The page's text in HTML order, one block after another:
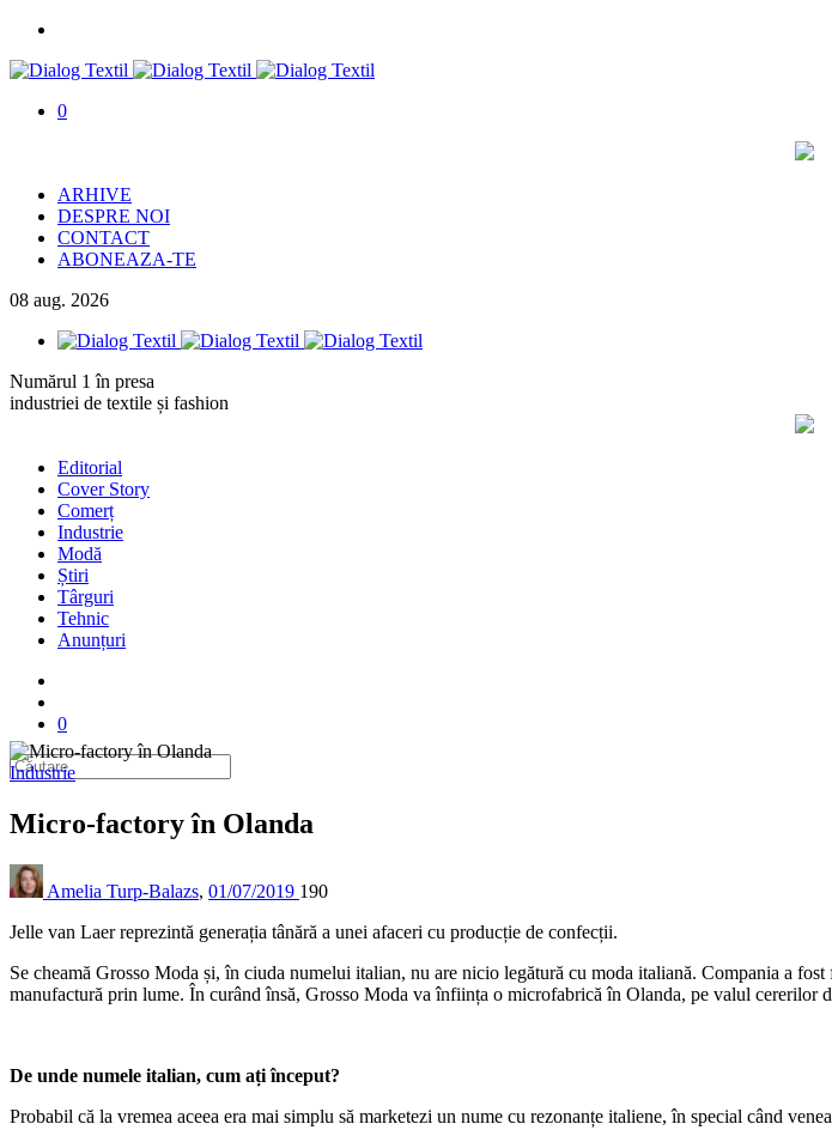
0
ARHIVE
DESPRE NOI
CONTACT
ABONEAZA-TE
08 aug. 2026
Numărul 1 în presa
industriei de textile și fashion
Editorial
Cover Story
Comerț
Industrie
Modă
Știri
Târguri
Tehnic
Anunțuri
0
Industrie
Micro-factory în Olanda
Amelia Turp-Balazs, 01/07/2019 190
Jelle van Laer reprezintă generația tânără a unei afaceri cu producție de confecții.
Se cheamă Grosso Moda și, în ciuda numelui italian, nu are nicio legătură cu moda italiană. Compania a
manufactură prin lume. În curând însă, Grosso Moda va înființa o microfabrică în Olanda, pe valul cererilor
De unde numele italian, cum ați început?
Probabil că la vremea aceea era mai simplu să marketezi un nume cu rezonanțe italiene, în special când